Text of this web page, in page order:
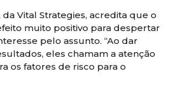
da Vital Strategies, acredita que o
muito positivo para despertar
pelo assunto. “Ao dar
eles chamam a atenção
os fatores de risco para o